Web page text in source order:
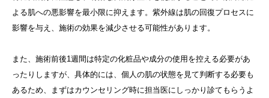
よる肌への悪影響を最小限に抑えます。紫外線は肌の回復プロセスに
影響を与え、施術の効果を減少させる可能性があります。
また、施術前後1週間は特定の化粧品や成分の使用を控える必要があ
ったりしますが、具体的には、個人の肌の状態を見て判断する必要も
あるため、まずはカウンセリング時に担当医にしっかり診てもらうよ